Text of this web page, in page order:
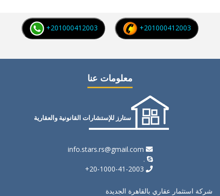
+201000412003
+201000412003
معلومات عنا
ستارز للإستشارات القانونية والعقارية
info.stars.rs@gmail.com
.
شركة استثمار عقاري بالقاهرة الجديدة